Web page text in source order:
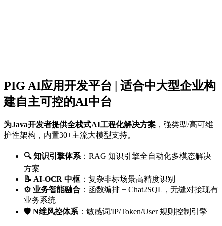
PIG AI应用开发平台 | 适合中大型企业构
建自主可控的AI中台
为Java开发者提供全栈式AI工程化解决方案 ，强类型/高可维
护性架构，内置30+主流大模型支持。
🔍 知识引擎体系 ：RAG 知识引擎全自动化多模态解决
方案
📝 AI-OCR 中枢 ：复杂非标场景高精度识别
⚙️ 业务智能融合 ：函数编排 + Chat2SQL，无缝对接现有
业务系统
🛡️ N维风控体系 ：敏感词/IP/Token/User 规则控制引擎